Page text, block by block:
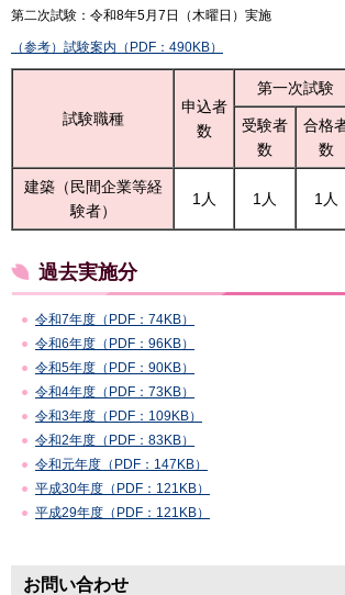
第二次試験：令和8年5月7日（木曜日）実施
（参考）試験案内（PDF：490KB）
試験職種
申込者
数
第一次試験
受験者
数
合格
数
建築（民間企業等経
験者）
1人 1人 1人
過去実施分
令和7年度（PDF：74KB）
令和6年度（PDF：96KB）
令和5年度（PDF：90KB）
令和4年度（PDF：73KB）
令和3年度（PDF：109KB）
令和2年度（PDF：83KB）
令和元年度（PDF：147KB）
平成30年度（PDF：121KB）
平成29年度（PDF：121KB）
お問い合わせ